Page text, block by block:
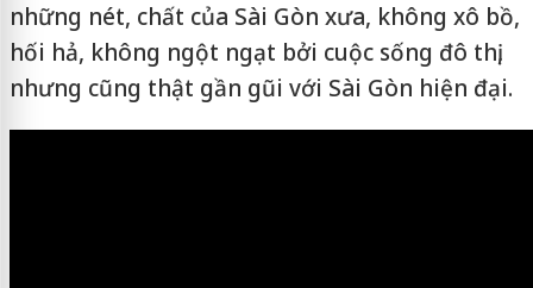
những nét, chất của Sài Gòn xưa, không xô bồ,
hối hả, không ngột ngạt bởi cuộc sống đô thị,
nhưng cũng thật gần gũi với Sài Gòn hiện đại.